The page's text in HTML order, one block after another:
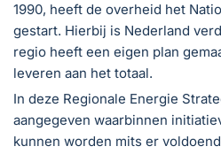
1990, heeft de overheid het
gestart. Hierbij is Nederland
regio heeft een eigen plan
leveren aan het totaal.
In deze Regionale Energie
aangegeven waarbinnen
kunnen worden mits er